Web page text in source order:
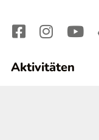
Aktivitäten